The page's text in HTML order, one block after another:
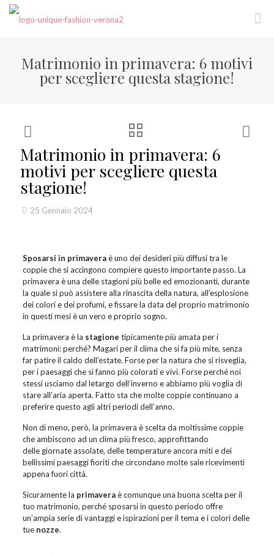
Matrimonio in primavera: 6 motivi
per scegliere questa stagione!
Matrimonio in primavera: 6
motivi per scegliere questa
stagione!
25 Gennaio 2024
Sposarsi in primaveraè uno dei desideri più diffusi tra le
coppie che si accingono compiere questo importante passo. La
primavera è una delle stagioni più belle ed emozionanti, durante
la quale si può assistere alla rinascita della natura, all’esplosione
dei colori e dei profumi, e fissare la data del proprio matrimonio
in questi mesi è un vero e proprio sogno.
La primavera è la stagione tipicamente più amata per i
matrimoni: perché? Magari per il clima che si fa più mite, senza
far patire il caldo dell’estate. Forse per la natura che si risveglia,
per i paesaggi che si fanno più colorati e vivi. Forse perché noi
stessi usciamo dal letargo dell’inverno e abbiamo più voglia di
stare all’aria aperta. Fatto sta che molte coppie continuano a
preferire questo agli altri periodi dell’anno.
Non di meno, però, la primavera è scelta da moltissime coppie
che ambiscono ad un clima più fresco, approfittando
delle giornate assolate, delle temperature ancora miti e dei
bellissimi paesaggi fioriti che circondano molte sale ricevimenti
appena fuori città.
Sicuramente la primaveraè comunque una buona scelta per il
tuo matrimonio, perché sposarsi in questo periodo offre
un’ampia serie di vantaggi e ispirazioni per il tema e i colori delle
tue nozze.